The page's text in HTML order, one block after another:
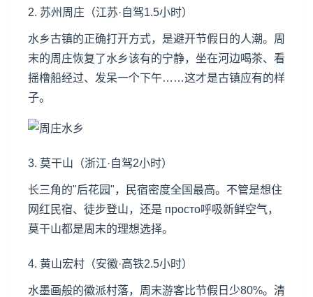
2. 苏州周庄（江苏·自驾1.5小时）
水乡古镇的正确打开方式，是避开节假日的人潮。周
末的周庄恢复了水乡该有的宁静，坐在河边喝茶、看
摇橹船经过、发呆一个下午……这才是古镇应有的样
子。
3. 莫干山（浙江·自驾2小时）
长三角的"后花园"，民宿密度全国最高。不管是想住
网红民宿、徒步登山，还是 просто呼吸新鲜空气，
莫干山都是周末的理想选择。
4. 黄山宏村（安徽·高铁2.5小时）
水墨画般的徽派村落，周末游客比节假日少80%。清